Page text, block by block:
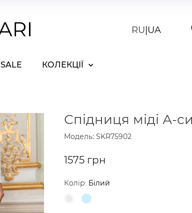
RU UA
SALE КОЛЕКЦІЇ
Спідниця міді А-
Модель: SKR75902
1575 грн
Колір: Білий